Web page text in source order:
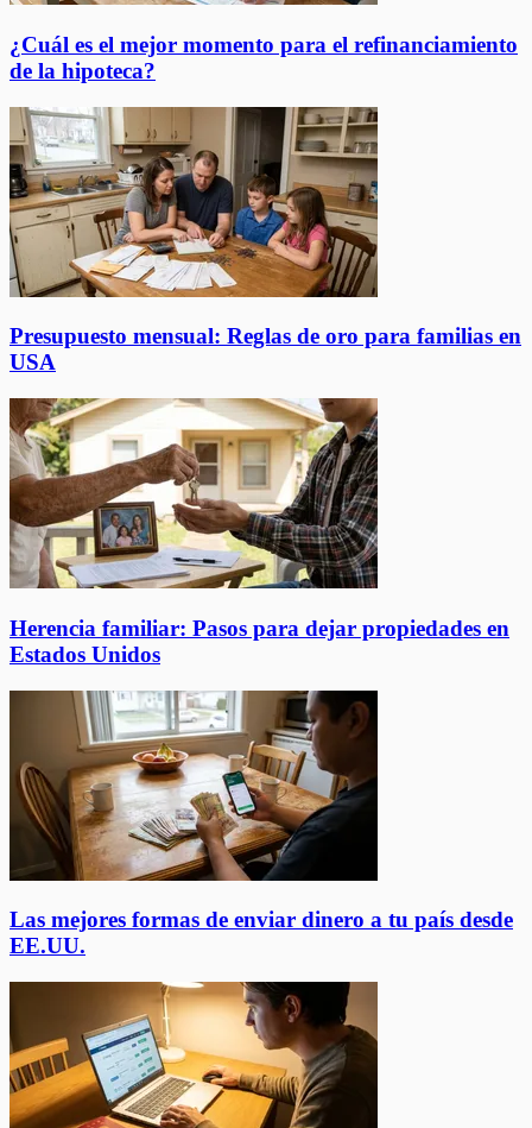
¿Cuál es el mejor momento para el refinanciamiento
de la hipoteca?
Presupuesto mensual: Reglas de oro para familias en
USA
Herencia familiar: Pasos para dejar propiedades en
Estados Unidos
Las mejores formas de enviar dinero a tu país desde
EE.UU.